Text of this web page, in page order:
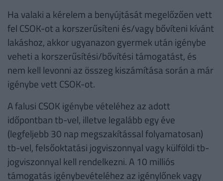
Ha valaki a kérelem a benyújtását megelőzően vett
fel CSOK-ot a korszerűsíteni és/vagy bővíteni kívánt
lakáshoz, akkor ugyanazon gyermek után igénybe
veheti a korszerűsítési/bővítési támogatást, és
nem kell levonni az összeg kiszámítása során a már
igénybe vett CSOK-ot.
A falusi CSOK igénybe vételéhez az adott
időpontban tb-vel, illetve legalább egy éve
(legfeljebb 30 nap megszakítással folyamatosan)
tb-vel, felsőoktatási jogviszonnyal vagy külföldi tb-
jogviszonnyal kell rendelkezni. A 10 milliós
támogatás igénybevételéhez az igénylőnek vagy